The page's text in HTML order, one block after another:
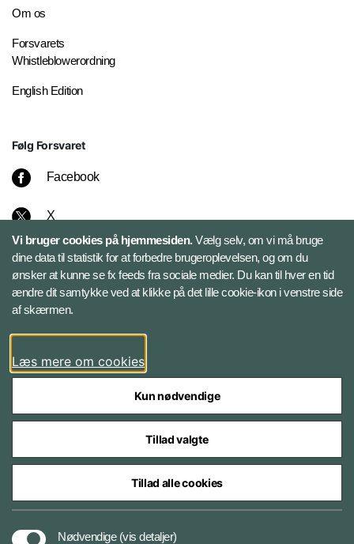
Om os
Forsvarets
Whistleblowerordning
English Edition
Følg Forsvaret
Facebook
X
Instagram
Bluesky
LinkedIn
Styrelser og myndigheder under Forsvarsministeriet
Vi bruger cookies på hjemmesiden.Vælg selv, om vi må bruge
dine data til statistik for at forbedre brugeroplevelsen, og om du
ønsker at kunne se fx feeds fra sociale medier. Du kan til hver en tid
ændre dit samtykke ved at klikke på det lille cookie-ikon i venstre side
af skærmen.
Læs mere om cookies
Kun nødvendige
Tillad valgte
Tillad alle cookies
Nødvendige (vis detaljer)